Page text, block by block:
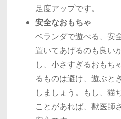
足度アップです。
安全なおもちゃ
ベランダで遊べる、安
置いてあげるのも良い
し、小さすぎるおもち
るものは避け、遊ぶと
しましょう。もし、猫
ことがあれば、獣医師